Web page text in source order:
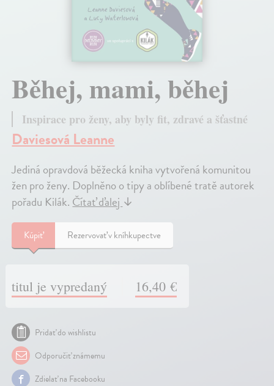
Běhej, mami, běhej
Inspirace pro ženy, aby byly fit, zdravé a šťastné
Daviesová Leanne
Jediná opravdová běžecká kniha vytvořená komunitou
žen pro ženy. Doplněno o tipy a oblíbené tratě autorek
pořadu Kilák. Čítať ďalej ↓
Kúpiť Rezervovať v kníhkupectve
titul je vypredaný 16,40 €
Pridať do wishlistu
Odporučiť známemu
Zdielať na Facebooku